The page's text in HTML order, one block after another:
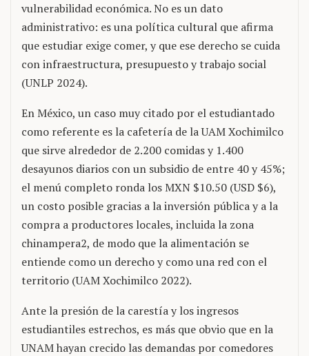
vulnerabilidad económica. No es un dato
administrativo: es una política cultural que afirma
que estudiar exige comer, y que ese derecho se cuida
con infraestructura, presupuesto y trabajo social
(UNLP 2024).
En México, un caso muy citado por el estudiantado
como referente es la cafetería de la UAM Xochimilco
que sirve alrededor de 2.200 comidas y 1.400
desayunos diarios con un subsidio de entre 40 y 45%;
el menú completo ronda los MXN $10.50 (USD $6),
un costo posible gracias a la inversión pública y a la
compra a productores locales, incluida la zona
chinampera2, de modo que la alimentación se
entiende como un derecho y como una red con el
territorio (UAM Xochimilco 2022).
Ante la presión de la carestía y los ingresos
estudiantiles estrechos, es más que obvio que en la
UNAM hayan crecido las demandas por comedores